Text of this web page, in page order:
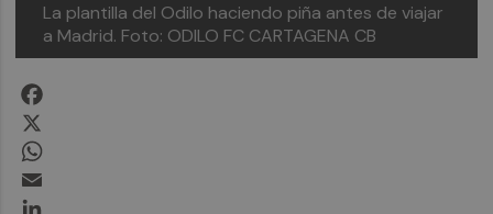
La plantilla del Odilo haciendo piña antes de viajar
a Madrid. Foto: ODILO FC CARTAGENA CB